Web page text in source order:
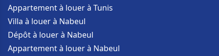
Appartement à louer à Tunis
Villa à louer à Nabeul
Dépôt à louer à Nabeul
Appartement à louer à Nabeul